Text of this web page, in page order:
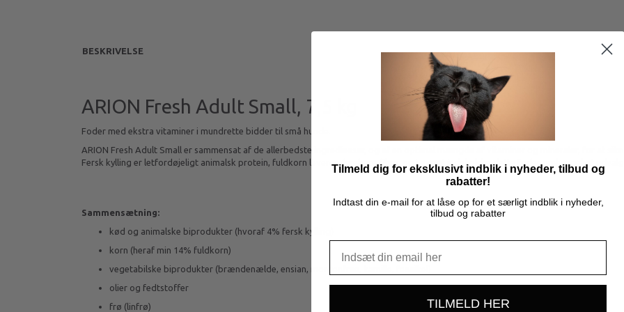
BESKRIVELSE
ARION Fresh Adult Small, 7,5 kg
Foder med ekstra vitaminer i mundrette bidder til små hunde.
ARION Fresh Adult Small er sammensat af de allerbedste ingredienser, og af en optimal mængde af vitaminer og mineraler, for at
Fersk kylling er letfordøjeligt animalsk protein, fuldkorn leverer dyrebare fibre, og i øvrigt indeholder dette foder omhyggeligt
Sammensætning:
kød og animalske biprodukter (hvoraf 4% fersk kylling)
korn (heraf min 14% fuldkorn)
vegetabilske biprodukter (brændenælde, ensian, morgenfrue, kamille, fennikel)
olier og fedtstoffer
frø (linfrø)
Tilmeld dig for eksklusivt indblik i nyheder, tilbud og
rabatter!
Indtast din e-mail for at låse op for et særligt indblik i nyheder,
tilbud og rabatter
TILMELD HER